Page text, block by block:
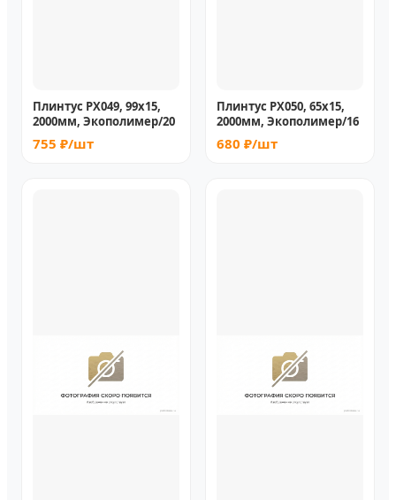
Плинтус PX049, 99х15,
2000мм, Экополимер/20
755 ₽/шт
Плинтус PX050, 65х15,
2000мм, Экополимер/16
680 ₽/шт